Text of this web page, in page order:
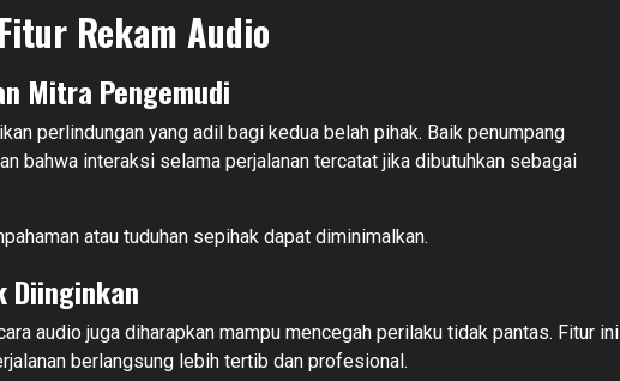
Rekam Audio
Mitra Pengemudi
perlindungan yang adil bagi kedua belah pihak. Baik penumpang
bahwa interaksi selama perjalanan tercatat jika dibutuhkan sebagai
atau tuduhan sepihak dapat diminimalkan.
Diinginkan
audio juga diharapkan mampu mencegah perilaku tidak pantas. Fitur ini
berlangsung lebih tertib dan profesional.